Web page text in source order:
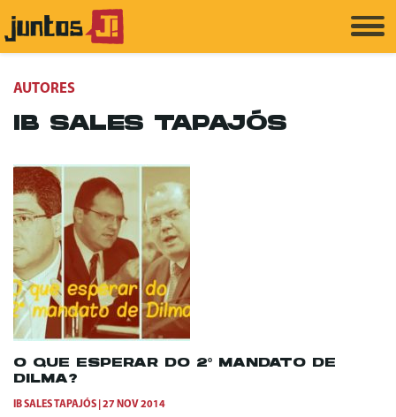
AUTORES
IB SALES TAPAJÓS
O QUE ESPERAR DO 2º MANDATO DE
DILMA?
IB SALES TAPAJÓS 27 NOV 2014